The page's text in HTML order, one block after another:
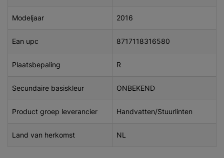
Modeljaar 2016
Ean upc 8717118316580
Plaatsbepaling R
Secundaire basiskleur ONBEKEND
Product groep leverancier Handvatten/Stuurlinten
Land van herkomst NL